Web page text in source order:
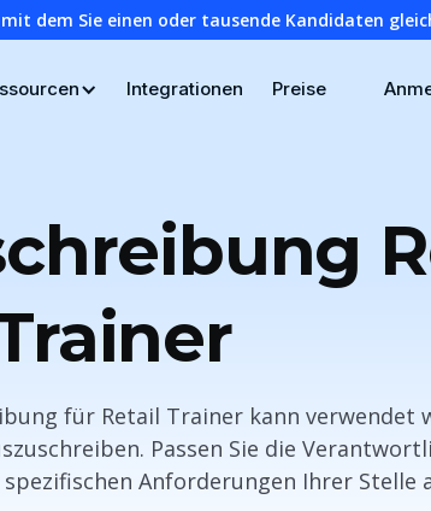
dem Sie einen oder tausende Kandidaten
Integrationen Preise
für Retail Trainer kann verwendet
Passen Sie die
Anforderungen Ihrer Stelle